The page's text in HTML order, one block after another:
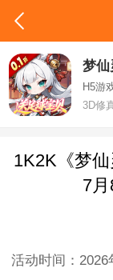
梦仙
H5游
3D修
1K2K《梦仙
7
活动时间：